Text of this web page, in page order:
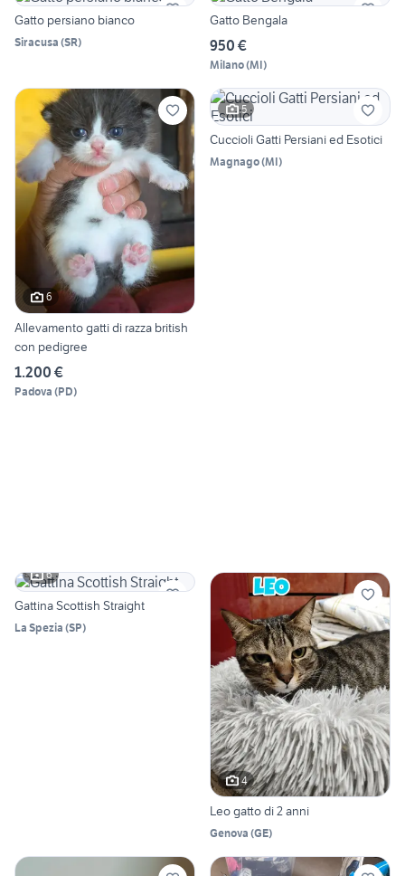
Gatto persiano bianco
Siracusa (SR)
Gatto Bengala
950 €
Milano(MI)
6
Allevamento gatti di razza british
con pedigree
1.200 €
Padova (PD)
5
Cuccioli Gatti Persiani ed Esotici
Magnago(MI)
6
Gattina Scottish Straight
La Spezia (SP)
4
Leo gatto di 2 anni
Genova (GE)